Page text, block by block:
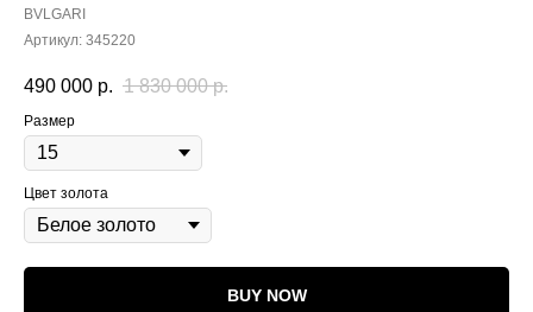
BVLGARI
Артикул: 345220
490 000 р. 1 830 000 р.
Размер
Цвет золота
BUY NOW